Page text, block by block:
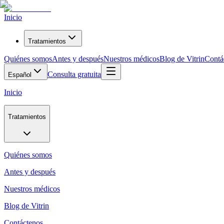
Inicio
Tratamientos
Quiénes somosAntes y despuésNuestros médicosBlog de Vitrin
Español Consulta gratuita
Inicio
Tratamientos
Quiénes somos
Antes y después
Nuestros médicos
Blog de Vitrin